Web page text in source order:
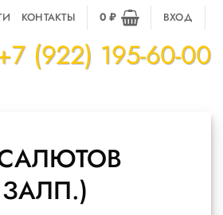
КОНТАКТЫ 0₽ ВХОД
(922) 195-60-00
САЛЮТОВ
ЗАЛП.)